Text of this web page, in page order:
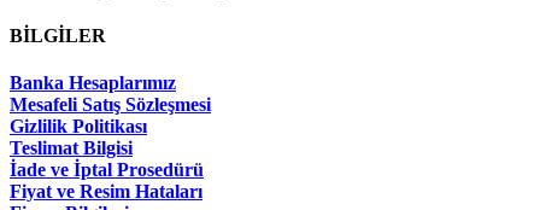
BİLGİLER
Banka Hesaplarımız
Mesafeli Satış Sözleşmesi
Gizlilik Politikası
Teslimat Bilgisi
İade ve İptal Prosedürü
Fiyat ve Resim Hataları